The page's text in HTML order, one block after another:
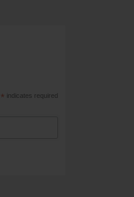
* indicates required